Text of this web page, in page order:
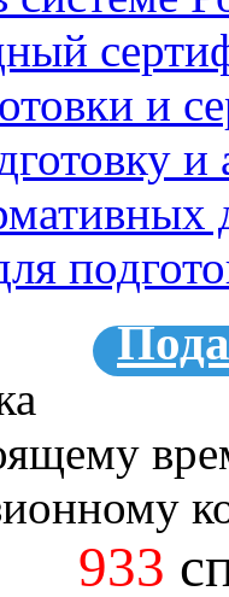
и
и
933